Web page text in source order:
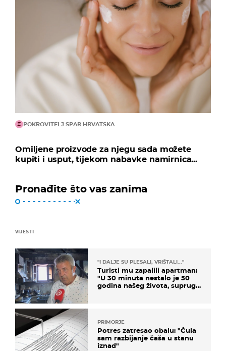
POKROVITELJ SPAR HRVATSKA
Omiljene proizvode za njegu sada možete
kupiti i usput, tijekom nabavke namirnica...
Pronađite što vas zanima
VIJESTI
"I DALJE SU PLESALI, VRIŠTALI..."
Turisti mu zapalili apartman:
"U 30 minuta nestalo je 50
godina našeg života, supruga
PRIMORJE
Potres zatresao obalu: "Čula
sam razbijanje čaša u stanu
iznad"